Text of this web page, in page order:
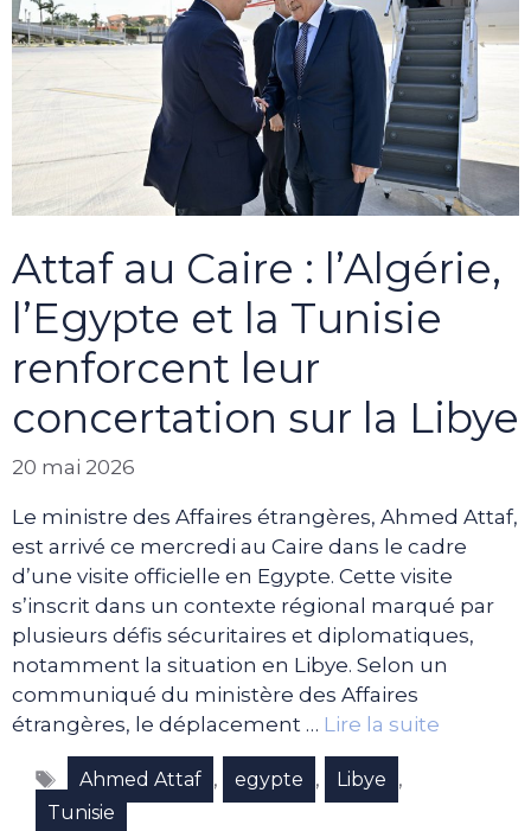
Attaf au Caire : l’Algérie,
l’Egypte et la Tunisie
renforcent leur
concertation sur la Libye
20 mai 2026
Le ministre des Affaires étrangères, Ahmed Attaf,
est arrivé ce mercredi au Caire dans le cadre
d’une visite officielle en Egypte. Cette visite
s’inscrit dans un contexte régional marqué par
plusieurs défis sécuritaires et diplomatiques,
notamment la situation en Libye. Selon un
communiqué du ministère des Affaires
étrangères, le déplacement … Lire la suite
Étiquettes
Ahmed Attaf , egypte , Libye ,
Tunisie